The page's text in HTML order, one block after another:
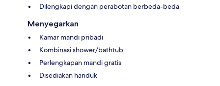
Dilengkapi dengan perabotan berbeda-beda
Menyegarkan
Kamar mandi pribadi
Kombinasi shower/bathtub
Perlengkapan mandi gratis
Disediakan handuk